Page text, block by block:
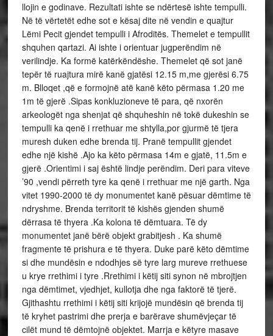
llojin e godinave. Rezultati ishte se ndërtesë ishte tempulli.
Në të vërtetët edhe sot e kësaj dite në vendin e quajtur
Lëmi Pecit gjendet tempulli i Afroditës. Themelet e tempullit
shquhen qartazi. Ai ishte i orientuar jugperëndim në
verilindje. Ka formë katërkëndëshe. Themelet që sot janë
tepër të ruajtura mirë kanë gjatësi 12.15 m,me gjerësi 6.75
m. Blloqet ,që e formojnë atë kanë këto përmasa 1.20 me
1m të gjerë .Sipas konkluzioneve të para, që nxorën
arkeologët nga shenjat që shquheshin në tokë dukeshin se
tempulli ka qenë i rrethuar me shtylla,por gjurmë të tjera
muresh duken edhe brenda tij. Pranë tempullit gjendet
edhe një kishë .Ajo ka këto përmasa 14m e gjatë, 11.5m e
gjerë .Orientimi i saj është lindje perëndim. Deri para viteve
’90 ,vendi përreth tyre ka qenë i rrethuar me një garth. Nga
vitet 1990-2000 të dy monumentet kanë pësuar dëmtime të
ndryshme. Brenda territorit të kishës gjenden shumë
dërrasa të thyera .Ka kolona të dëmtuara. Të dy
monumentet janë bërë objekt grabitjesh . Ka shumë
fragmente të prishura e të thyera. Duke parë këto dëmtime
si dhe mundësin e ndodhjes së tyre larg mureve rrethuese
u krye rrethimi i tyre .Rrethimi i këtij siti synon në mbrojtjen
nga dëmtimet, vjedhjet, kullotja dhe nga faktorë të tjerë.
Gjithashtu rrethimi i këtij siti krijojë mundësin që brenda tij
të kryhet pastrimi dhe prerja e barërave shumëvjeçar të
cilët mund të dëmtojnë objektet. Marrja e këtyre masave